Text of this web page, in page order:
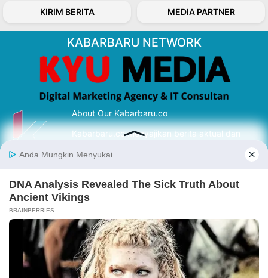
KIRIM BERITA MEDIA PARTNER
KABARBARU NETWORK
About Our Kabarbaru.co
Kabarbaru.co menyajikan berita aktual dan
serta terverifikasi dari sumber yang tepat.
Follow Kabarbaru